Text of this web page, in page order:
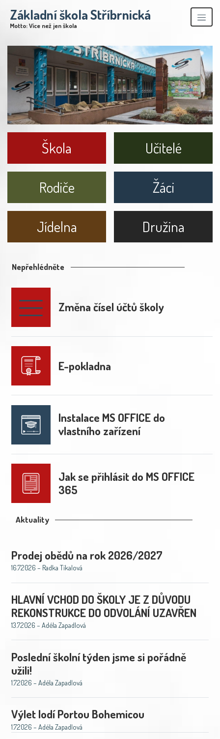
Základní škola Stříbrnická
Motto: Více než jen škola
Škola Učitelé
Rodiče Žáci
Jídelna Družina
Nepřehlédněte
Změna čísel účtů školy
E-pokladna
Instalace MS OFFICE do
vlastního zařízení
Jak se přihlásit do MS OFFICE
365
Aktuality
Prodej obědů na rok 2026/2027
16.7.2026 – Radka Tíkalová
HLAVNÍ VCHOD DO ŠKOLY JE Z DŮVODU
REKONSTRUKCE DO ODVOLÁNÍ UZAVŘEN
13.7.2026 – Adéla Zapadlová
Poslední školní týden jsme si pořádně
užili!
1.7.2026 – Adéla Zapadlová
Výlet lodí Portou Bohemicou
1.7.2026 – Adéla Zapadlová